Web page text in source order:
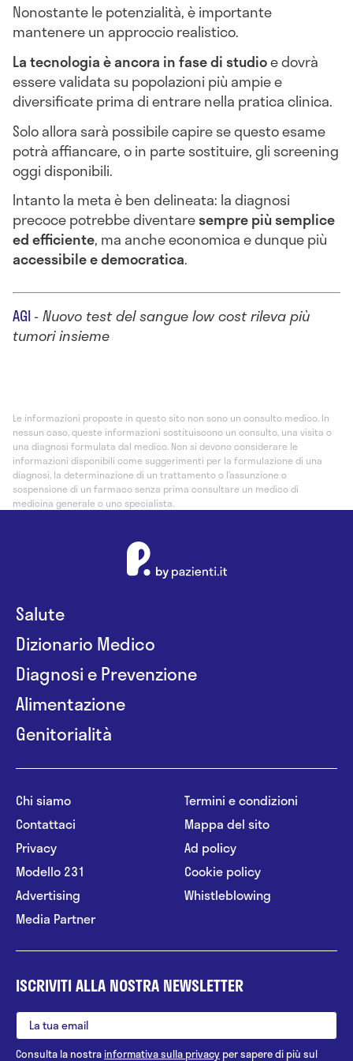
Nonostante le potenzialità, è importante
mantenere un approccio realistico.
La tecnologia è ancora in fase di studioe dovrà
essere validata su popolazioni più ampie e
diversificate prima di entrare nella pratica clinica.
Solo allora sarà possibile capire se questo esame
potrà affiancare, o in parte sostituire, gli screening
oggi disponibili.
Intanto la meta è ben delineata: la diagnosi
precoce potrebbe diventaresempre più semplice
ed efficiente, ma anche economica e dunque più
accessibile e democratica.
AGI-Nuovo test del sangue low cost rileva più
tumori insieme
Le informazioni proposte in questo sito non sono un consulto medico. In
nessun caso, queste informazioni sostituiscono un consulto, una visita o
una diagnosi formulata dal medico. Non si devono considerare le
informazioni disponibili come suggerimenti per la formulazione di una
diagnosi, la determinazione di un trattamento o l’assunzione o
sospensione di un farmaco senza prima consultare un medico di
medicina generale o uno specialista.
Salute
Dizionario Medico
Diagnosi e Prevenzione
Alimentazione
Genitorialità
Chi siamo
Contattaci
Privacy
Modello 231
Advertising
Media Partner
Termini e condizioni
Mappa del sito
Ad policy
Cookie policy
Whistleblowing
ISCRIVITI ALLA NOSTRA NEWSLETTER
Consulta la nostrainformativa sulla privacy per sapere di più sul